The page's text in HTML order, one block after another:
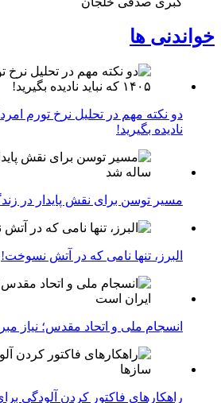
خواندنی ها
نادیده بگیرید!
مسیر توسن برای نقش پایدار در زندگی، ۲۷
البرز، تنها نامی که در آتش نسوخت!
انسجام ملی و اتحاد مقدس؛ نیاز
راهکارهای فاکتور کردن آلودگی